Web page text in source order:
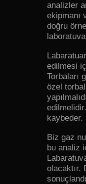
analizler
ekipmanı
doğru
edilmesi
Torbaları
özel
kaybeder.
Biz gaz
bu analiz
olacaktır.